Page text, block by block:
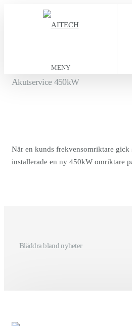
MENY
Akutservice 450kW
När en kunds frekvensomriktare
installerade en ny 450kW omriktare
Bläddra bland nyheter